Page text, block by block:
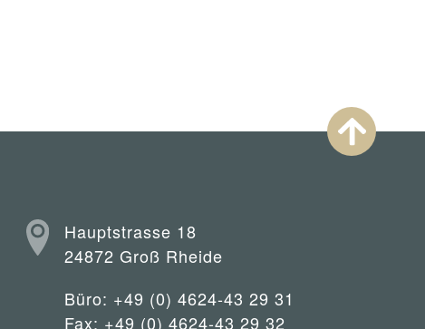
Hauptstrasse 18
24872 Groß Rheide
Büro: +49 (0) 4624-43 29 31
Fax: +49 (0) 4624-43 29 32